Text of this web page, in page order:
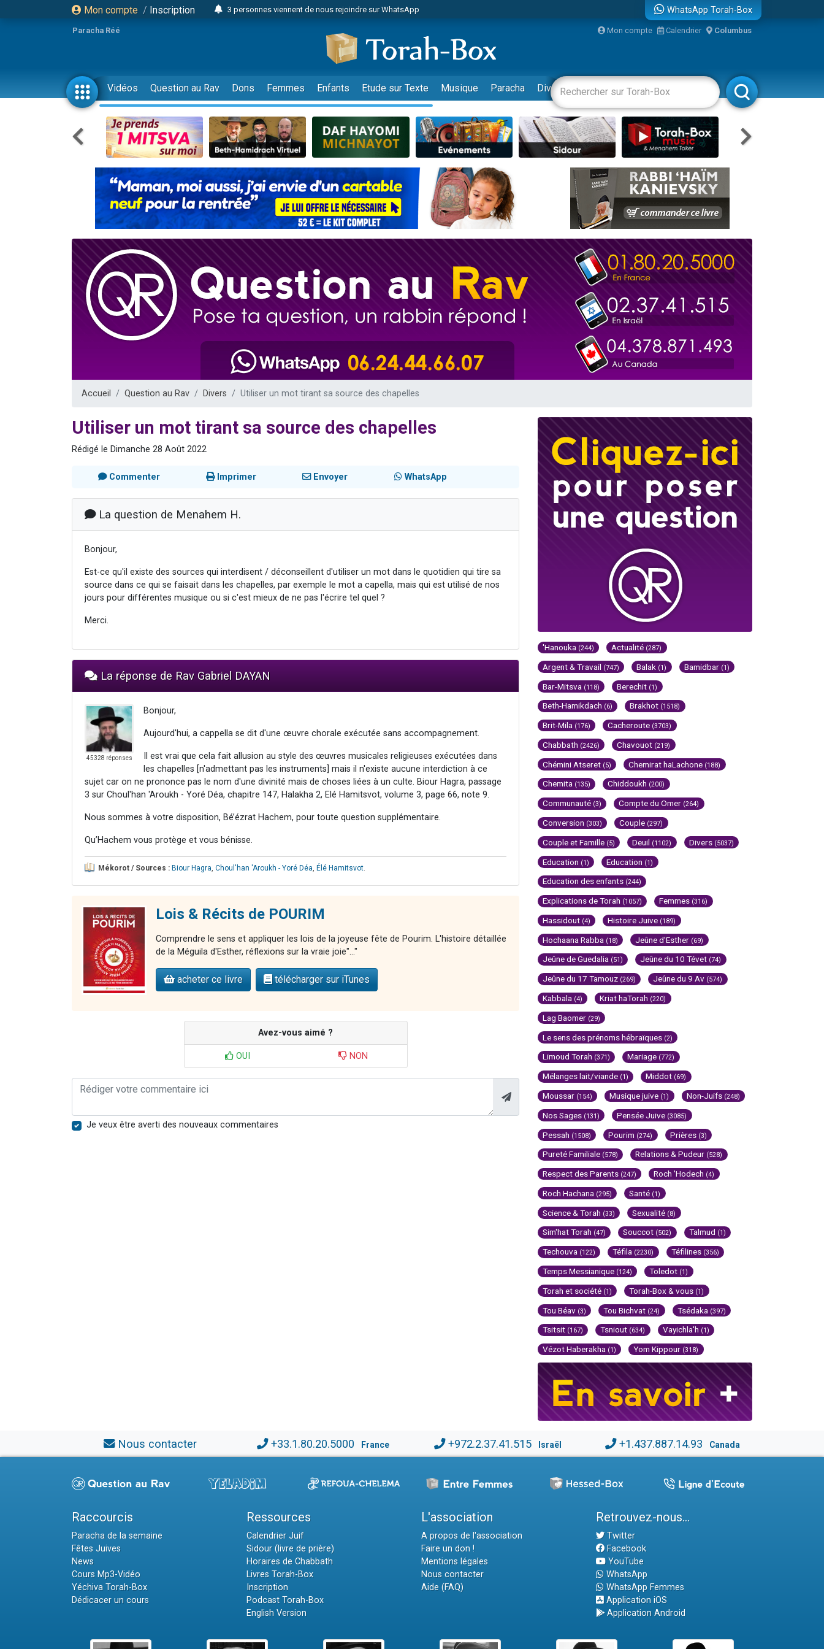
Mon compte / Inscription
3 personnes viennent de nous rejoindre sur WhatsApp
3 personnes viennent de faire un don pour 5 jours de vacances aux Orphelins
3 personnes viennent de faire un don pour Diane, 80 ans, dans un appartement insalubre
2 personnes viennent de nous rejoindre sur WhatsApp
13 personnes viennent de demander une bénédiction
30 personnes viennent de faire un don pour Sauvez la jambe de Yohan
Il reste 49 places pour étudier en groupe sur Zoom
12 nouvelles musiques dans Torah-Box Music
3 personnes viennent de nous rejoindre sur WhatsApp
2 personnes viennent de nous rejoindre sur WhatsApp
2 nouvelles musiques dans Torah-Box Music
3 personnes viennent de nous rejoindre sur WhatsApp
8 personnes viennent de faire un don pour Tsédaka : pauvres d'Israel
Nouvelle émission radio : Visions de grandeur n°104 : Le Chabbath et le Birkat Hamazone à travers le temps
61 personnes viennent de demander une bénédiction
Ariel vient de donner son Maasser
Nathaniel vient de donner son Maasser
4 personnes viennent de nous rejoindre sur WhatsApp
WhatsApp Torah-Box
Paracha Réé Mon compte Calendrier Columbus
Vidéos Question au Rav Dons Femmes Enfants Etude sur Texte Musique Paracha Divertissements Livres Rabbanim
Accueil Question au Rav Divers Utiliser un mot tirant sa source des chapelles
Utiliser un mot tirant sa source des chapelles
Rédigé le Dimanche 28 Août 2022
Commenter Imprimer Envoyer WhatsApp
La question de Menahem H.
Bonjour,
Est-ce qu'il existe des sources qui interdisent / déconseillent d'utiliser un mot dans le quotidien qui tire sa
source dans ce qui se faisait dans les chapelles, par exemple le mot a capella, mais qui est utilisé de nos
jours pour différentes musique ou si c'est mieux de ne pas l'écrire tel quel ?
Merci.
La réponse de Rav Gabriel DAYAN
45328 réponses
Bonjour,
Aujourd'hui, a cappella se dit d'une œuvre chorale exécutée sans accompagnement.
Il est vrai que cela fait allusion au style des œuvres musicales religieuses exécutées dans
les chapelles [n'admettant pas les instruments] mais il n'existe aucune interdiction à ce
sujet car on ne prononce pas le nom d'une divinité mais de choses liées à un culte. Biour Hagra, passage
3 sur Choul'han 'Aroukh - Yoré Déa, chapitre 147, Halakha 2, Elé Hamitsvot, volume 3, page 66, note 9.
Nous sommes à votre disposition, Bé’ézrat Hachem, pour toute question supplémentaire.
Qu’Hachem vous protège et vous bénisse.
Mékorot / Sources : Biour Hagra Choul'han 'Aroukh - Yoré Déa Élé Hamitsvot
Lois & Récits de POURIM
Comprendre le sens et appliquer les lois de la joyeuse fête de Pourim. L'histoire détaillée
de la Méguila d'Esther, réflexions sur la vraie joie"..."
acheter ce livre télécharger sur iTunes
Avez-vous aimé ?
OUI NON
Je veux être averti des nouveaux commentaires
'Hanouka (244) Actualité (287)
Argent & Travail (747) Balak (1) Bamidbar (1)
Bar-Mitsva (118) Berechit (1)
Beth-Hamikdach (6) Brakhot (1518)
Brit-Mila (176) Cacheroute (3703)
Chabbath (2426) Chavouot (219)
Chémini Atseret (5) Chemirat haLachone (188)
Chemita (135) Chiddoukh (200)
Communauté (3) Compte du Omer (264)
Conversion (303) Couple (297)
Couple et Famille (5) Deuil (1102) Divers (5037)
Education (1) Education (1)
Education des enfants (244)
Explications de Torah (1057) Femmes (316)
Hassidout (4) Histoire Juive (189)
Hochaana Rabba (18) Jeûne d'Esther (69)
Jeûne de Guedalia (51) Jeûne du 10 Tévet (74)
Jeûne du 17 Tamouz (269) Jeûne du 9 Av (574)
Kabbala (4) Kriat haTorah (220)
Lag Baomer (29)
Le sens des prénoms hébraïques (2)
Limoud Torah (371) Mariage (772)
Mélanges lait/viande (1) Middot (69)
Moussar (154) Musique juive (1) Non-Juifs (248)
Nos Sages (131) Pensée Juive (3085)
Pessah (1508) Pourim (274) Prières (3)
Pureté Familiale (578) Relations & Pudeur (528)
Respect des Parents (247) Roch 'Hodech (4)
Roch Hachana (295) Santé (1)
Science & Torah (33) Sexualité (8)
Sim'hat Torah (47) Souccot (502) Talmud (1)
Techouva (122) Téfila (2230) Téfilines (356)
Temps Messianique (124) Toledot (1)
Torah et société (1) Torah-Box & vous (1)
Tou Béav (3) Tou Bichvat (24) Tsédaka (397)
Tsitsit (167) Tsniout (634) Vayichla'h (1)
Vézot Haberakha (1) Yom Kippour (318)
Nous contacter +33.1.80.20.5000 France +972.2.37.41.515 Israël +1.437.887.14.93 Canada
Raccourcis
Paracha de la semaine
Fêtes Juives
News
Cours Mp3-Vidéo
Yéchiva Torah-Box
Dédicacer un cours
Ressources
Calendrier Juif
Sidour (livre de prière)
Horaires de Chabbath
Livres Torah-Box
Inscription
Podcast Torah-Box
English Version
L'association
A propos de l'association
Faire un don !
Mentions légales
Nous contacter
Aide (FAQ)
Retrouvez-nous...
Twitter
Facebook
YouTube
WhatsApp
WhatsApp Femmes
Application iOS
Application Android